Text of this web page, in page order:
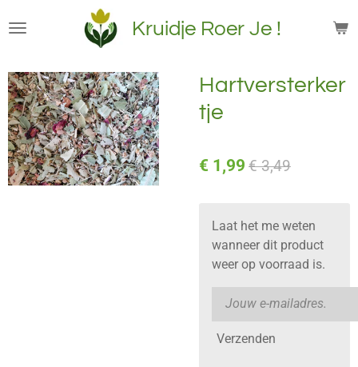
direct
de
hoofdinhoud
Kruidje Roer Je !
Hartversterker
tje
€ 1,99 € 3,49
Laat het me weten
wanneer dit product
weer op voorraad is.
Verzenden